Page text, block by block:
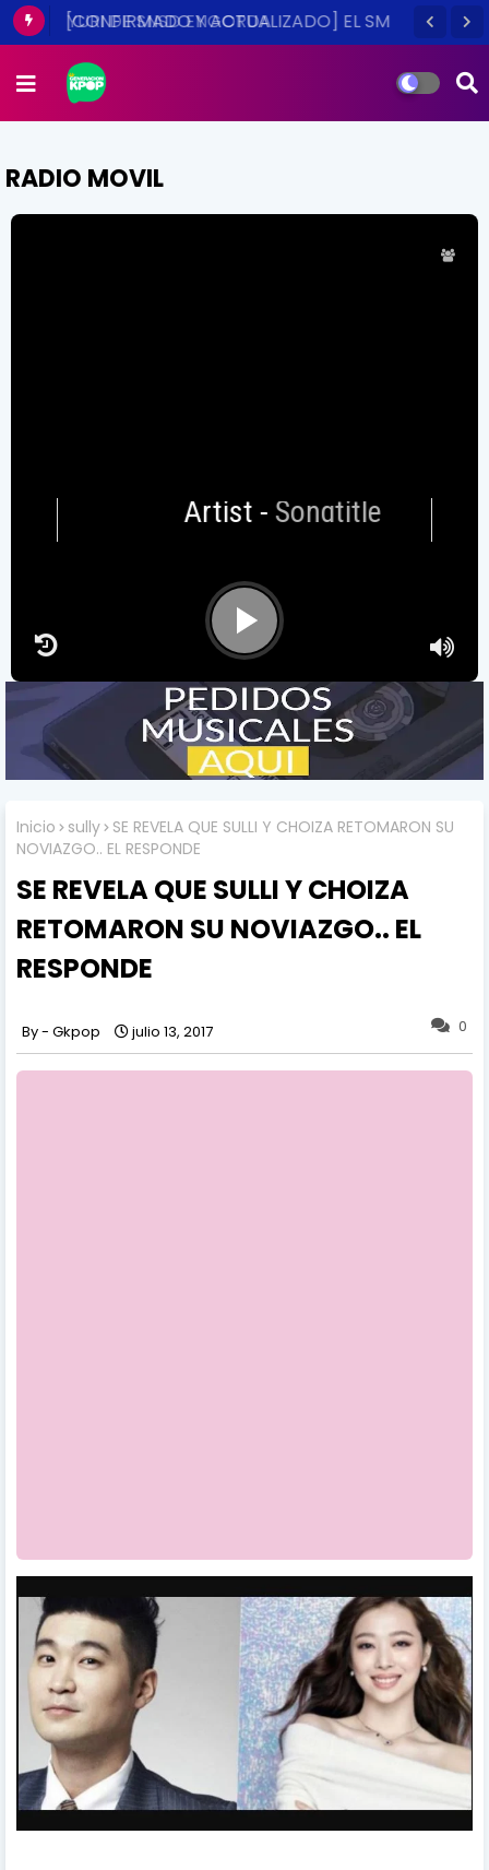
[CONFIRMADO Y ACTUALIZADO] EL SM
2014
RADIO MOVIL
Artist-Songtitle
Inicio sully SE REVELA QUE SULLI Y CHOIZA RETOMARON SU
NOVIAZGO.. EL RESPONDE
SE REVELA QUE SULLI Y CHOIZA
RETOMARON SU NOVIAZGO.. EL
RESPONDE
0
Gkpop julio 13, 2017